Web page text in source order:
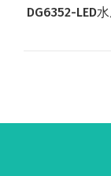
DG6352-LED